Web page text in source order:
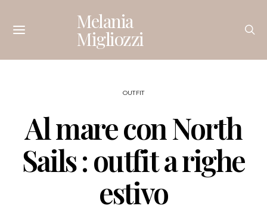
Melania
Migliozzi
OUTFIT
Al mare con North
Sails : outfit a righe
estivo